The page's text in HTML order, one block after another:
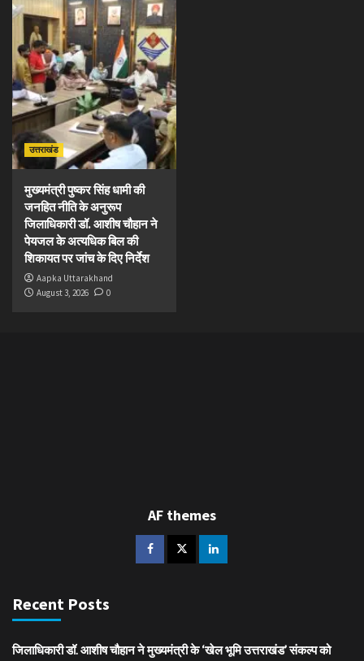
उत्तराखंड
मुख्यमंत्री पुष्कर सिंह धामी की
जनहित नीति के अनुरूप
जिलाधिकारी डॉ. आशीष चौहान ने
पेयजल के अत्यधिक बिल की
शिकायत पर जांच के दिए निर्देश
Aapka Uttarakhand
August 3, 2026
0
AF themes
Recent Posts
जिलाधिकारी डॉ. आशीष चौहान ने मुख्यमंत्री के ‘खेल भूमि उत्तराखंड’ संकल्प को